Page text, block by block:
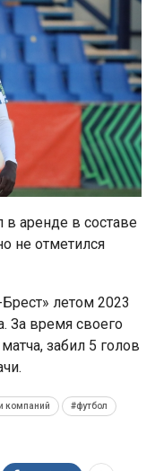
в аренде в составе
не отметился
летом 2023
За время своего
забил 5 голов
компаний #футбол